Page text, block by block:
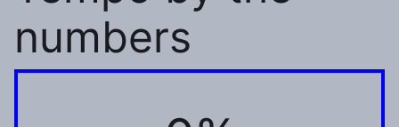
numbers
60%